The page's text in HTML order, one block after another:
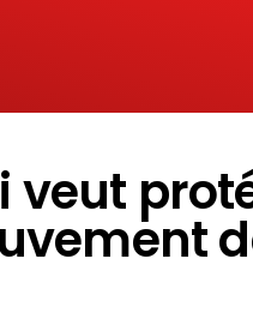
veut